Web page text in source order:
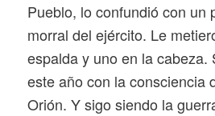
Pueblo, lo confundió con un
morral del ejército. Le
espalda y uno en la cabeza.
este año con la consciencia
Orión. Y sigo siendo la